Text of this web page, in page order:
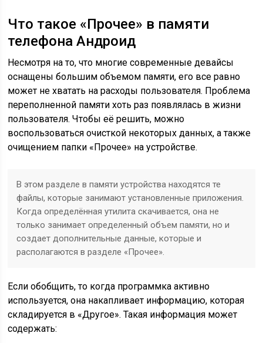
Что такое «Прочее» в памяти
телефона Андроид
Несмотря на то, что многие современные девайсы
оснащены большим объемом памяти, его все равно
может не хватать на расходы пользователя. Проблема
переполненной памяти хоть раз появлялась в жизни
пользователя. Чтобы её решить, можно
воспользоваться очисткой некоторых данных, а также
очищением папки «Прочее» на устройстве.
В этом разделе в памяти устройства находятся те
файлы, которые занимают установленные приложения.
Когда определённая утилита скачивается, она не
только занимает определенный объем памяти, но и
создает дополнительные данные, которые и
располагаются в разделе «Прочее».
Если обобщить, то когда программка активно
используется, она накапливает информацию, которая
складируется в «Другое». Такая информация может
содержать: